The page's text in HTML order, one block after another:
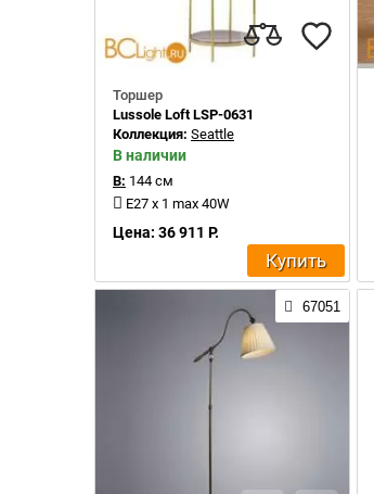
Торшер
Lussole Loft LSP-0631
Коллекция: Seattle
В наличии
В: 144 см
E27 x 1 max 40W
Цена: 36 911 Р.
Купить
67051